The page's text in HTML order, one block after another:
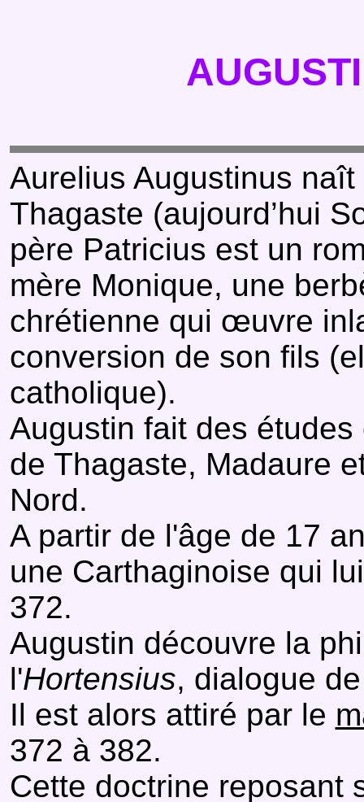
Aurelius Augustinus
Thagaste (aujourd’hui
père Patricius est un
mère Monique, une
chrétienne qui œuvre
conversion de son fils
catholique).
Augustin fait des
de Thagaste, Madaure
Nord.
A partir de l'âge de 17
une Carthaginoise qui
372.
Augustin découvre la
l'Hortensius, dialogue
Il est alors attiré par le
372 à 382.
Cette doctrine reposant